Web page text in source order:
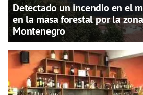
Detectado un incendio en el
en la masa forestal por la
Montenegro